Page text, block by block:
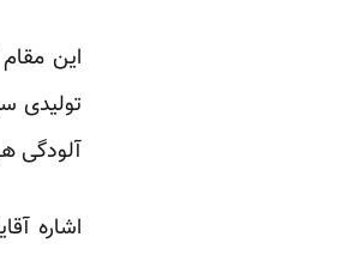
این
تولیدی
آلودگی
اشاره